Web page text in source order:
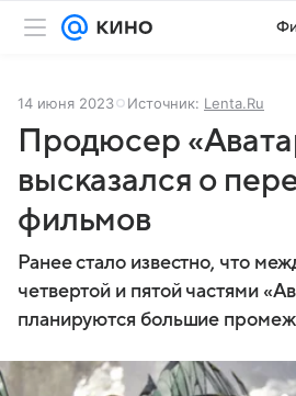
14 июня 2023 Источник: Lenta.Ru
Продюсер
высказался о
фильмов
Ранее стало известно, что
четвертой и пятой частями
планируются большие